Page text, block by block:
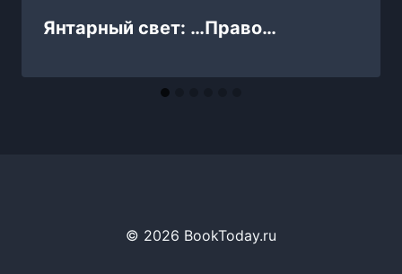
Янтарный свет: …Право…
© 2026 BookToday.ru